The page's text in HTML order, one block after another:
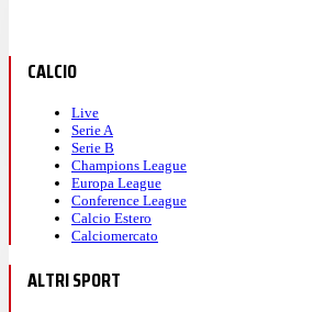
CALCIO
Live
Serie A
Serie B
Champions League
Europa League
Conference League
Calcio Estero
Calciomercato
ALTRI SPORT